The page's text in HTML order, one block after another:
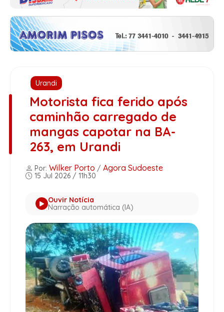
Urandi
Motorista fica ferido após
caminhão carregado de
mangas capotar na BA-
263, em Urandi
Por: Wilker Porto / Agora Sudoeste
15 Jul 2026 / 11h30
Ouvir Notícia
Narração automática (IA)